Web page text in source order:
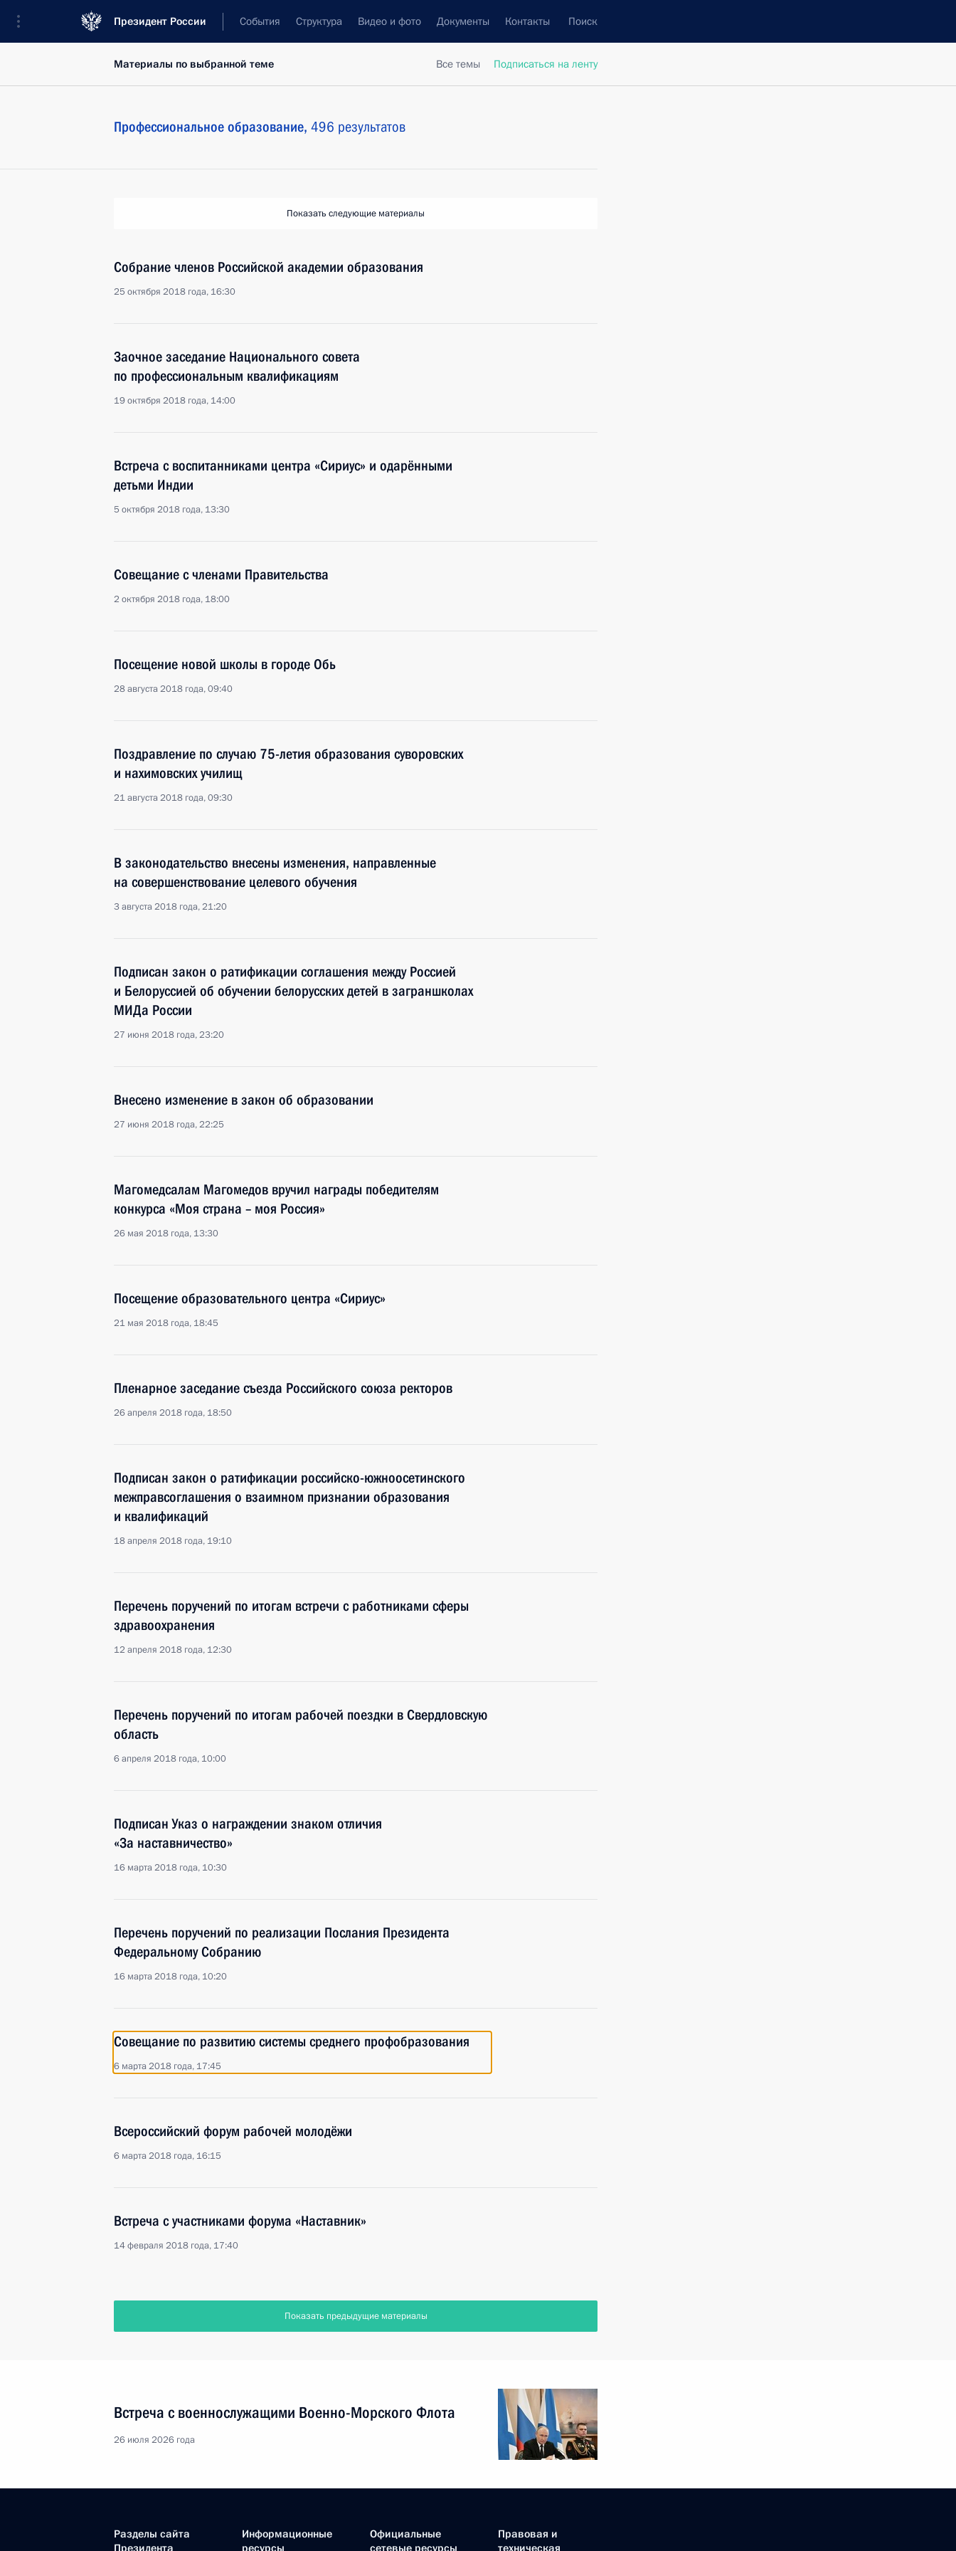
Президент России События Структура Видео и фото Документы Контакты Поиск
Все темы Подписаться на ленту
Материалы по выбранной теме
Профессиональное образование, 496 результатов
Показать следующие материалы
Собрание членов Российской академии образования
25 октября 2018 года, 16:30
Заочное заседание Национального совета
по профессиональным квалификациям
19 октября 2018 года, 14:00
Встреча с воспитанниками центра «Сириус» и одарёнными
детьми Индии
5 октября 2018 года, 13:30
Совещание с членами Правительства
2 октября 2018 года, 18:00
Посещение новой школы в городе Обь
28 августа 2018 года, 09:40
Поздравление по случаю 75-летия образования суворовских
и нахимовских училищ
21 августа 2018 года, 09:30
В законодательство внесены изменения, направленные
на совершенствование целевого обучения
3 августа 2018 года, 21:20
Подписан закон о ратификации соглашения между Россией
и Белоруссией об обучении белорусских детей в заграншколах
МИДа России
27 июня 2018 года, 23:20
Внесено изменение в закон об образовании
27 июня 2018 года, 22:25
Магомедсалам Магомедов вручил награды победителям
конкурса «Моя страна – моя Россия»
26 мая 2018 года, 13:30
Посещение образовательного центра «Сириус»
21 мая 2018 года, 18:45
Пленарное заседание съезда Российского союза ректоров
26 апреля 2018 года, 18:50
Подписан закон о ратификации российско-южноосетинского
межправсоглашения о взаимном признании образования
и квалификаций
18 апреля 2018 года, 19:10
Перечень поручений по итогам встречи с работниками сферы
здравоохранения
12 апреля 2018 года, 12:30
Перечень поручений по итогам рабочей поездки в Свердловскую
область
6 апреля 2018 года, 10:00
Подписан Указ о награждении знаком отличия
«За наставничество»
16 марта 2018 года, 10:30
Перечень поручений по реализации Послания Президента
Федеральному Собранию
16 марта 2018 года, 10:20
Совещание по развитию системы среднего профобразования
6 марта 2018 года, 17:45
Всероссийский форум рабочей молодёжи
6 марта 2018 года, 16:15
Встреча с участниками форума «Наставник»
14 февраля 2018 года, 17:40
Показать предыдущие материалы
Встреча с военнослужащими Военно-Морского Флота
26 июля 2026 года
Разделы сайта
Президента
Информационные
ресурсы
Официальные
сетевые ресурсы
Правовая и
техническая